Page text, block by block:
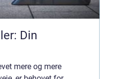
Din
mere og mere